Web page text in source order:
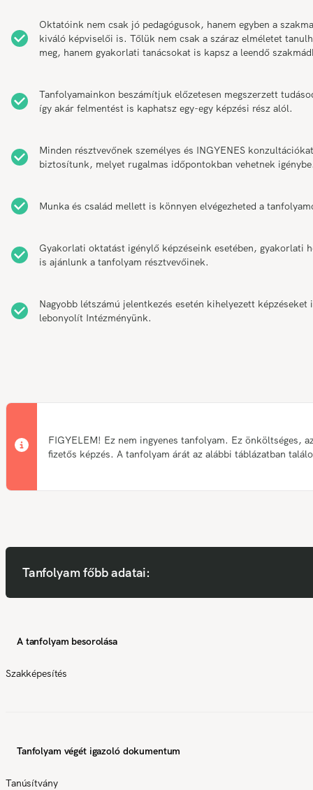
Oktatóink nem csak jó pedagógusok, hanem egyben a szakma
kiváló képviselői is. Tőlük nem csak a száraz elméletet
meg, hanem gyakorlati tanácsokat is kapsz a leendő
Tanfolyamainkon beszámítjuk előzetesen megszerzett
így akár felmentést is kaphatsz egy-egy képzési rész alól.
Minden résztvevőnek személyes és INGYENES konzultációkat
biztosítunk, melyet rugalmas időpontokban vehetnek
Munka és család mellett is könnyen elvégezheted a
Gyakorlati oktatást igénylő képzéseink esetében, gyakorlati
is ajánlunk a tanfolyam résztvevőinek.
Nagyobb létszámú jelentkezés esetén kihelyezett képzéseket
lebonyolít Intézményünk.
FIGYELEM! Ez nem ingyenes tanfolyam. Ez önköltséges,
fizetős képzés. A tanfolyam árát az alábbi táblázatban
Tanfolyam főbb adatai:
A tanfolyam besorolása
Szakképesítés
Tanfolyam végét igazoló dokumentum
Tanúsítvány